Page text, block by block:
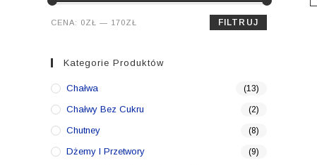
Cena
Cena
FILTRUJ
CENA: 0ZŁ — 170ZŁ
Kategorie Produktów
Chałwa (13)
Chałwy Bez Cukru (2)
Chutney (8)
Dżemy I Przetwory (9)